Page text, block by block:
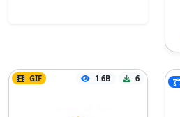
GIF 1.6B 6